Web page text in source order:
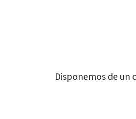
Disponemos de